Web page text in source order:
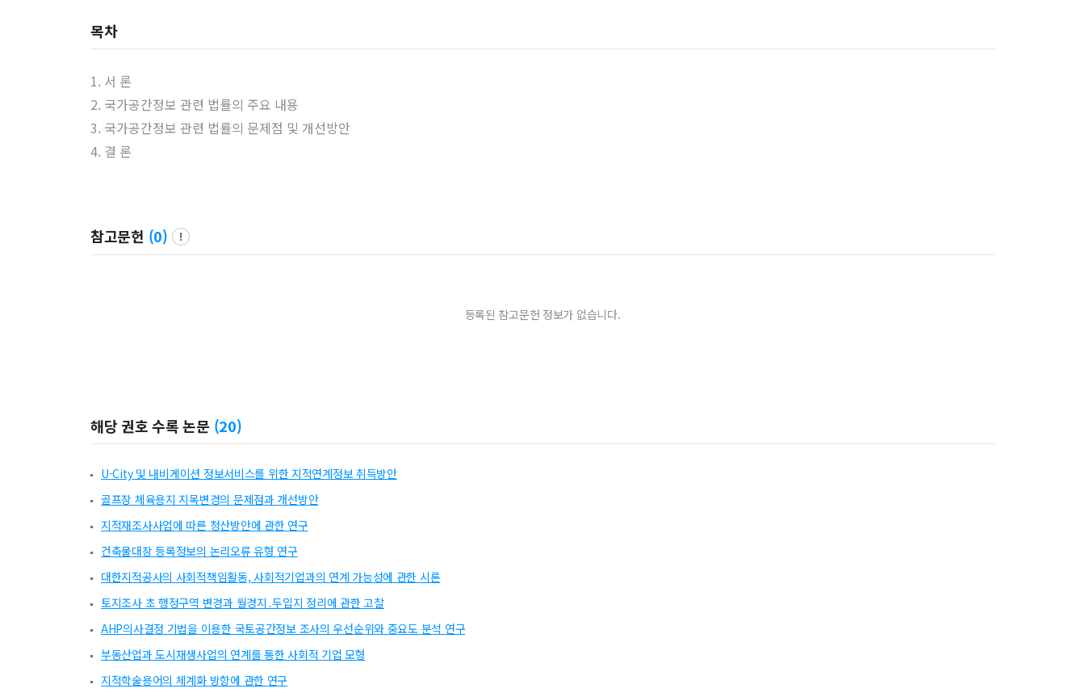
목차
1. 서 론
2. 국가공간정보 관련 법률의 주요 내용
3. 국가공간정보 관련 법률의 문제점 및 개선방안
4. 결 론
참고문헌 (0)
등록된 참고문헌 정보가 없습니다.
해당 권호 수록 논문 (20)
U-City 및 내비게이션 정보서비스를 위한 지적연계정보 취득방안
골프장 체육용지 지목변경의 문제점과 개선방안
지적재조사사업에 따른 청산방안에 관한 연구
건축물대장 등록정보의 논리오류 유형 연구
대한지적공사의 사회적책임활동, 사회적기업과의 연계 가능성에 관한 시론
토지조사 초 행정구역 변경과 월경지․두입지 정리에 관한 고찰
AHP의사결정 기법을 이용한 국토공간정보 조사의 우선순위와 중요도 분석 연구
부동산업과 도시재생사업의 연계를 통한 사회적 기업 모형
지적학술용어의 체계화 방향에 관한 연구